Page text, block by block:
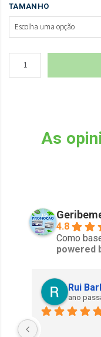
TAMANHO
As
4.8
Como
powered
Rui
ano